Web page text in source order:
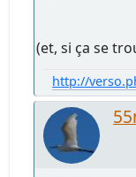
(et, si ça se
http://